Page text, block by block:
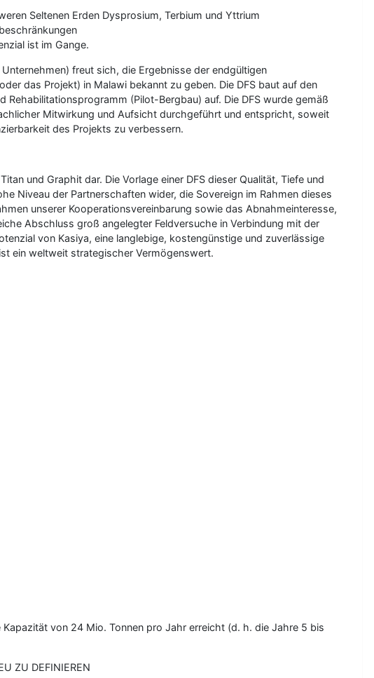
Seltenen Erden Dysprosium, Terbium und Yttrium
ist im Gange.
freut sich, die Ergebnisse der endgültigen
das Projekt) in Malawi bekannt zu geben. Die DFS baut auf den
(Pilot-Bergbau) auf. Die DFS wurde gemäß
Mitwirkung und Aufsicht durchgeführt und entspricht, soweit
des Projekts zu verbessern.
und Graphit dar. Die Vorlage einer DFS dieser Qualität, Tiefe und
Niveau der Partnerschaften wider, die Sovereign im Rahmen dieses
unserer Kooperationsvereinbarung sowie das Abnahmeinteresse,
Abschluss groß angelegter Feldversuche in Verbindung mit der
von Kasiya, eine langlebige, kostengünstige und zuverlässige
ein weltweit strategischer Vermögenswert.
von 24 Mio. Tonnen pro Jahr erreicht (d. h. die Jahre 5 bis
ZU DEFINIEREN